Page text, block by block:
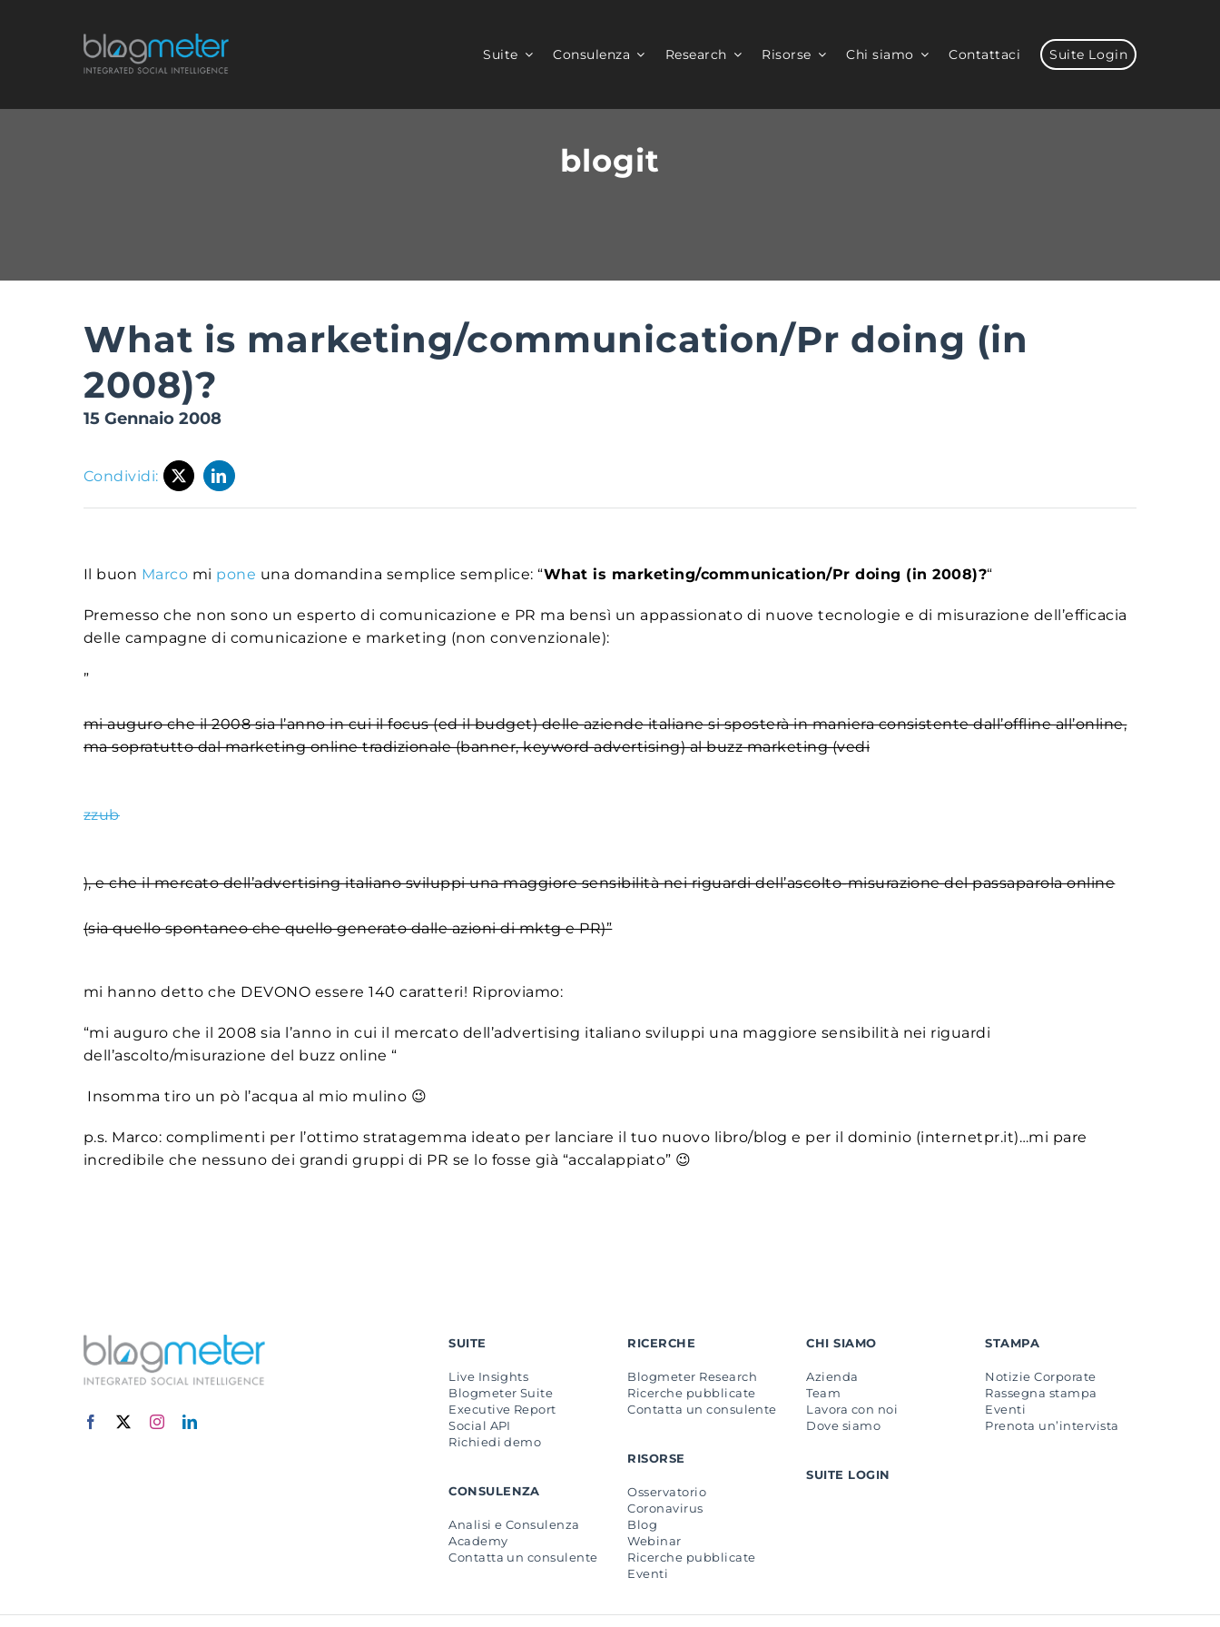
Suite Consulenza Research Risorse Chi siamo Contattaci Suite Login
blogit
What is marketing/communication/Pr doing (in
2008)?
15 Gennaio 2008
Condividi:
Il buon Marco mi pone una domandina semplice semplice: “What is marketing/communication/Pr doing (in 2008)?“
Premesso che non sono un esperto di comunicazione e PR ma bensì un appassionato di nuove tecnologie e di misurazione dell’efficacia
delle campagne di comunicazione e marketing (non convenzionale):
”
mi auguro che il 2008 sia l’anno in cui il focus (ed il budget) delle aziende italiane si sposterà in maniera consistente dall’offline all’online,
ma sopratutto dal marketing online tradizionale (banner, keyword advertising) al buzz marketing (vedi
zzub
), e che il mercato dell’advertising italiano sviluppi una maggiore sensibilità nei riguardi dell’ascolto-misurazione del passaparola online
(sia quello spontaneo che quello generato dalle azioni di mktg e PR)”
mi hanno detto che DEVONO essere 140 caratteri! Riproviamo:
“mi auguro che il 2008 sia l’anno in cui il mercato dell’advertising italiano sviluppi una maggiore sensibilità nei riguardi
dell’ascolto/misurazione del buzz online “
Insomma tiro un pò l’acqua al mio mulino 😉
p.s. Marco: complimenti per l’ottimo stratagemma ideato per lanciare il tuo nuovo libro/blog e per il dominio (internetpr.it)…mi pare
incredibile che nessuno dei grandi gruppi di PR se lo fosse già “accalappiato” 😉
SUITE
Live Insights
Blogmeter Suite
Executive Report
Social API
Richiedi demo
CONSULENZA
Analisi e Consulenza
Academy
Contatta un consulente
RICERCHE
Blogmeter Research
Ricerche pubblicate
Contatta un consulente
RISORSE
Osservatorio
Coronavirus
Blog
Webinar
Ricerche pubblicate
Eventi
CHI SIAMO
Azienda
Team
Lavora con noi
Dove siamo
SUITE LOGIN
STAMPA
Notizie Corporate
Rassegna stampa
Eventi
Prenota un’intervista